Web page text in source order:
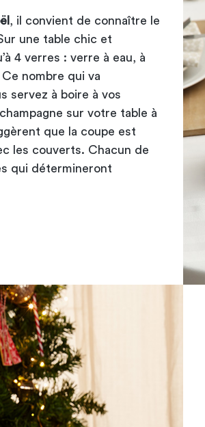
, il convient de connaître le
une table chic et
4 verres : verre à eau, à
nombre qui va
servez à boire à vos
sur votre table à
que la coupe est
les couverts. Chacun de
qui détermineront